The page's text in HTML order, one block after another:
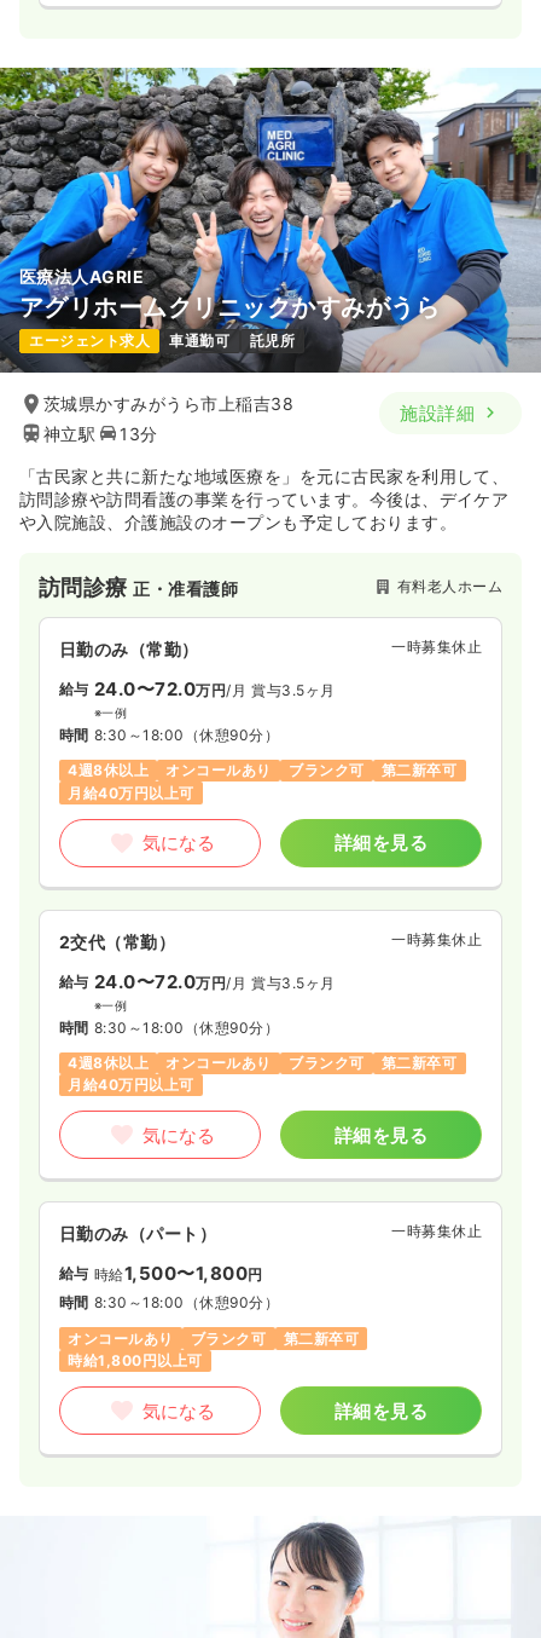
医療法人AGRIE
アグリホームクリニックかすみがうら
エージェント求人 車通勤可 託児所
茨城県かすみがうら市上稲吉38
神立駅
13分
施設詳細
「古民家と共に新たな地域医療を」を元に古民家を利用して、
訪問診療や訪問看護の事業を行っています。今後は、デイケア
や入院施設、介護施設のオープンも予定しております。
訪問診療正・准看護師 有料老人ホーム
日勤のみ（常勤） 一時募集休止
給与 24.0〜72.0万円/月 賞与3.5ヶ月
※一例
時間 8:30～18:00 （休憩90分）
4週8休以上
オンコールあり ブランク可
第二新卒可
月給40万円以上可
気になる 詳細を見る
2交代（常勤） 一時募集休止
給与 24.0〜72.0万円/月 賞与3.5ヶ月
※一例
時間 8:30～18:00 （休憩90分）
4週8休以上
オンコールあり ブランク可
第二新卒可
月給40万円以上可
気になる 詳細を見る
日勤のみ（パート） 一時募集休止
給与 時給1,500〜1,800円
時間 8:30～18:00 （休憩90分）
オンコールあり
ブランク可
第二新卒可
時給1,800円以上可
気になる 詳細を見る